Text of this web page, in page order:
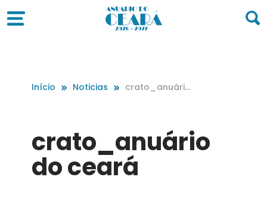
Início Noticias
crato_anuário
crato_anuário
do ceará